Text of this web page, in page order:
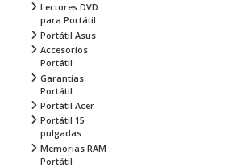
Lectores DVD
para Portátil
Portátil Asus
Accesorios
Portátil
Garantías
Portátil
Portátil Acer
Portátil 15
pulgadas
Memorias RAM
Portátil